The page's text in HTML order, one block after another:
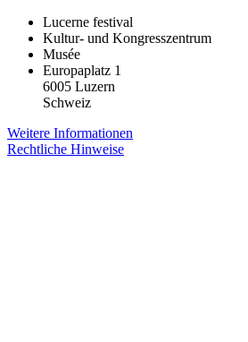
Lucerne festival
Kultur- und Kongresszentrum
Musée
Europaplatz 1
6005 Luzern
Schweiz
Weitere Informationen
Rechtliche Hinweise